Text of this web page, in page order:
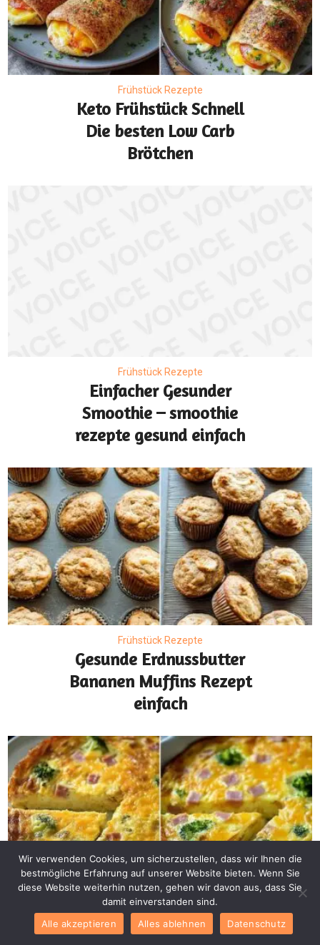
Frühstück Rezepte
Keto Frühstück Schnell
Die besten Low Carb
Brötchen
Frühstück Rezepte
Einfacher Gesunder
Smoothie – smoothie
rezepte gesund einfach
Frühstück Rezepte
Gesunde Erdnussbutter
Bananen Muffins Rezept
einfach
Frühstück Rezepte
Schinken-Käse Quiche
Wir verwenden Cookies, um sicherzustellen, dass wir Ihnen die
bestmögliche Erfahrung auf unserer Website bieten. Wenn Sie
diese Website weiterhin nutzen, gehen wir davon aus, dass Sie
damit einverstanden sind.
Alle akzeptieren
Alles ablehnen Datenschutz